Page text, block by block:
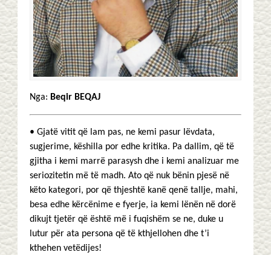
Nga: Beqir BEQAJ
• Gjatë vitit që lam pas, ne kemi pasur lëvdata,
sugjerime, këshilla por edhe kritika. Pa dallim, që të
gjitha i kemi marrë parasysh dhe i kemi analizuar me
seriozitetin më të madh. Ato që nuk bënin pjesë në
këto kategori, por që thjeshtë kanë qenë tallje, mahi,
besa edhe kërcënime e fyerje, ia kemi lënën në dorë
dikujt tjetër që është më i fuqishëm se ne, duke u
lutur për ata persona që të kthjellohen dhe t’i
kthehen vetëdijes!